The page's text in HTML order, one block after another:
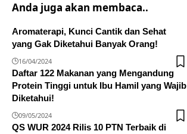
Anda juga akan membaca..
Aromaterapi, Kunci Cantik dan Sehat
yang Gak Diketahui Banyak Orang!
16/04/2024
Daftar 122 Makanan yang Mengandung
Protein Tinggi untuk Ibu Hamil yang Wajib
Diketahui!
09/05/2024
QS WUR 2024 Rilis 10 PTN Terbaik di